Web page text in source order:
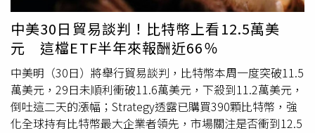
人尚未針對本次投資損失或帳戶清算事件作出公開回應。外
界關注他是否將調整未來投資策略，或暫時退出高風險的加
密市場。該事件亦被視為幣圈高槓桿投資風險的最新警示案
例。鏈上分析機構 Lookonchain 公布帳戶清算資訊，顯示
餘額幾近歸零。（圖／翻攝自X，Lookonchain）
中美30日貿易談判！比特幣上看12.5萬美
元 這檔ETF半年來報酬近66％
中美明（30日）將舉行貿易談判，比特幣本周一度突破11.5
萬美元，29日未順利衝破11.6萬美元，下殺到11.2萬美元，
倒吐這二天的漲幅；Strategy透露已購買390顆比特幣，強
化全球持有比特幣最大企業者領先，市場關注是否衝到12.5